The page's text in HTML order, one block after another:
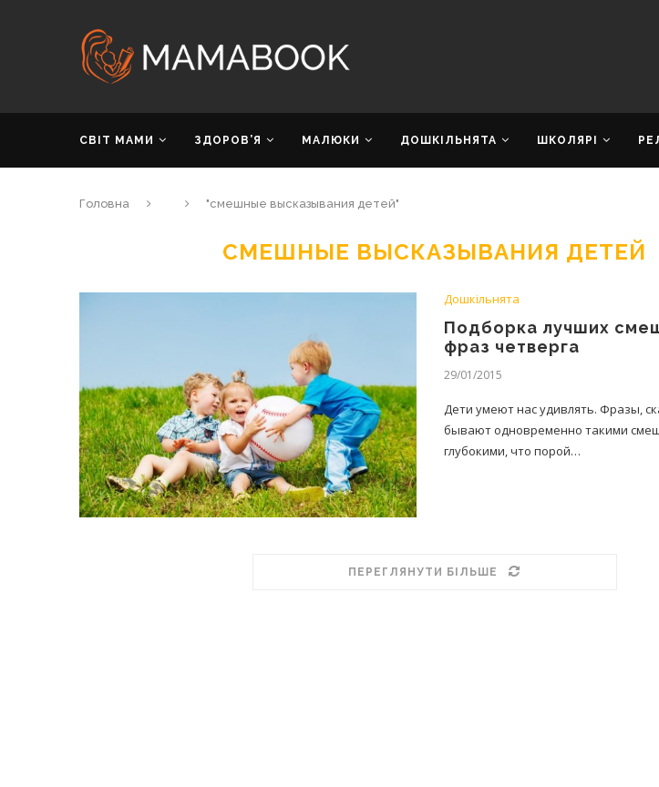
СВІТ МАМИ ЗДОРОВ’Я МАЛЮКИ ДОШКІЛЬНЯТА ШКОЛЯРІ
Головна "смешные высказывания детей"
СМЕШНЫЕ ВЫСКАЗЫВАНИЯ ДЕТЕЙ
Дошкільнята
Подборка лучших
фраз четверга
29/01/2015
Дети умеют нас удивлять. Фразы,
бывают одновременно такими
глубокими, что порой…
ПЕРЕГЛЯНУТИ БІЛЬШЕ